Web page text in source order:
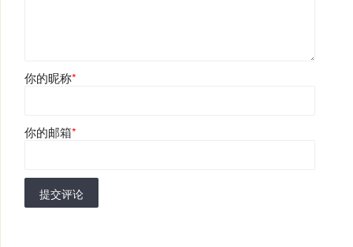
你的昵称*
你的邮箱*
提交评论